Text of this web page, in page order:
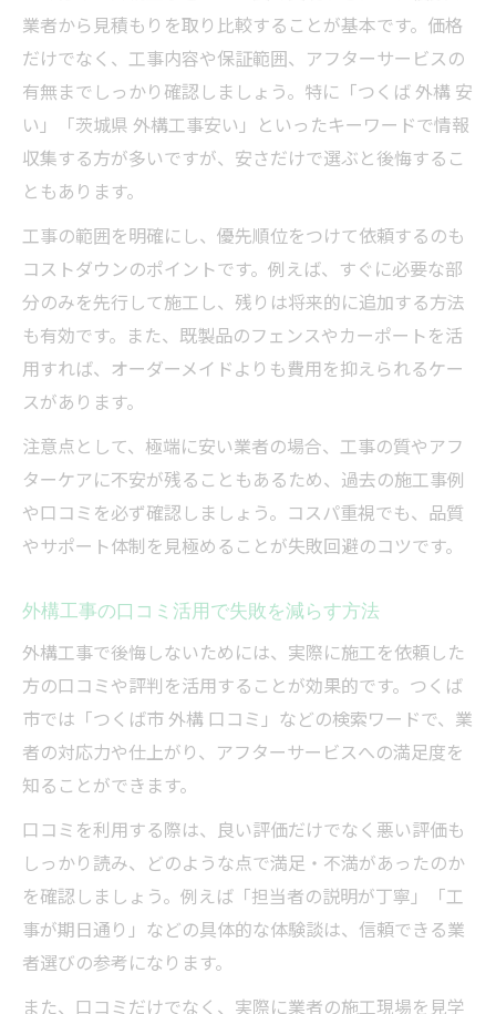
つくばの外構工事でコスパ良く仕上げるポ
イント
口コミを活用したつくば外構比較術
外構工事の口コミから評判業者を見極める
コツ
つくば市の外構工事口コミ活用術
外構工事比較で失敗しないポイント解説
口コミで選ぶ外構工事業者の特徴とは
外構工事業者選びに役立つ口コミの見方
失敗しない外構工事の業者見極めポイント
外構工事で失敗しない業者選定のポイント
つくば外構業者の特徴と選び方のコツ
おすすめ外構工事業者の見極め方を解説
外構工事の施工実績をチェックする重要性
外構工事業者のアフター対応を確認しよう
業者から見積もりを取り比較することが基本です。価格
だけでなく、工事内容や保証範囲、アフターサービスの
有無までしっかり確認しましょう。特に「つくば 外構 安
い」「茨城県 外構工事安い」といったキーワードで情報
収集する方が多いですが、安さだけで選ぶと後悔するこ
ともあります。
工事の範囲を明確にし、優先順位をつけて依頼するのも
コストダウンのポイントです。例えば、すぐに必要な部
分のみを先行して施工し、残りは将来的に追加する方法
も有効です。また、既製品のフェンスやカーポートを活
用すれば、オーダーメイドよりも費用を抑えられるケー
スがあります。
注意点として、極端に安い業者の場合、工事の質やアフ
ターケアに不安が残ることもあるため、過去の施工事例
や口コミを必ず確認しましょう。コスパ重視でも、品質
やサポート体制を見極めることが失敗回避のコツです。
外構工事の口コミ活用で失敗を減らす方法
外構工事で後悔しないためには、実際に施工を依頼した
方の口コミや評判を活用することが効果的です。つくば
市では「つくば市 外構 口コミ」などの検索ワードで、業
者の対応力や仕上がり、アフターサービスへの満足度を
知ることができます。
口コミを利用する際は、良い評価だけでなく悪い評価も
しっかり読み、どのような点で満足・不満があったのか
を確認しましょう。例えば「担当者の説明が丁寧」「工
事が期日通り」などの具体的な体験談は、信頼できる業
者選びの参考になります。
また、口コミだけでなく、実際に業者の施工現場を見学